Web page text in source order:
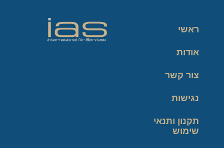
ראשי
אודות
צור קשר
נגישות
תקנון ותנאי
שימוש